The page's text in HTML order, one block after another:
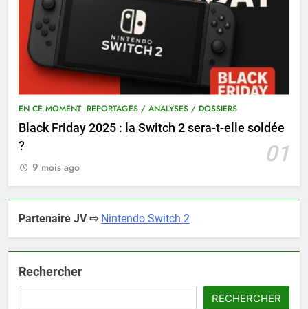
EN CE MOMENT REPORTAGES / ANALYSES / DOSSIERS
Black Friday 2025 : la Switch 2 sera-t-elle soldée
?
01
9 mois ago
Partenaire JV ⇨ Nintendo Switch 2
Rechercher
RECHERCHER